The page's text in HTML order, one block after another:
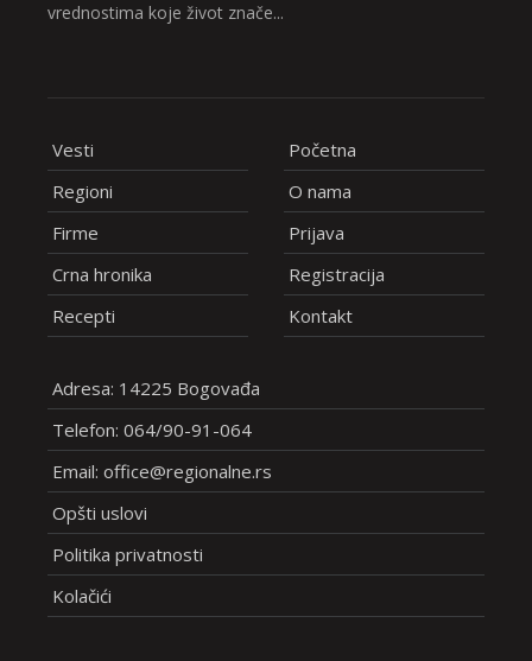
vrednostima koje život znače...
Vesti
Regioni
Firme
Crna hronika
Recepti
Početna
O nama
Prijava
Registracija
Kontakt
Adresa: 14225 Bogovađa
Telefon: 064/90-91-064
Email: office@regionalne.rs
Opšti uslovi
Politika privatnosti
Kolačići